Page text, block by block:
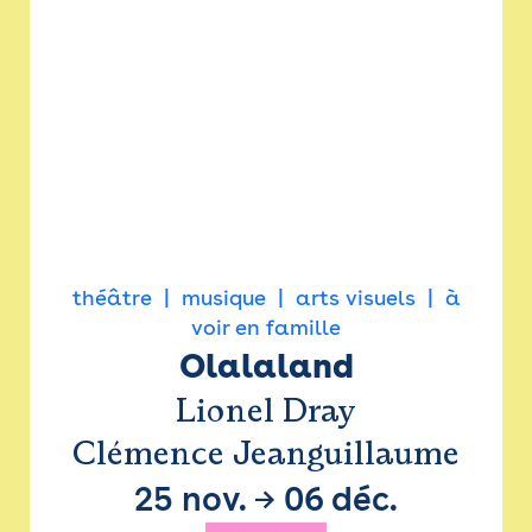
théâtre musique arts visuels
à
voir en famille
Olalaland
Lionel Dray
Clémence Jeanguillaume
25 nov. → 06 déc.